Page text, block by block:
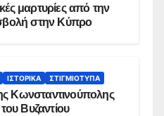
μαρτυρίες από την
στην Κύπρο
ΙΣΤΟΡΙΚΆ ΣΤΙΓΜΙΌΤΥΠΑ
Κωνσταντινούπολης
Βυζαντίου